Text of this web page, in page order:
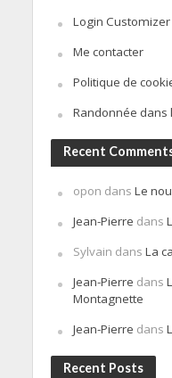
Login Customizer
Me contacter
Politique de
Randonnée dans
Recent
opon dans Le
Jean-Pierre dans
Sylvain dans La
Jean-Pierre dans
Montagnette
Jean-Pierre dans
Recent Posts